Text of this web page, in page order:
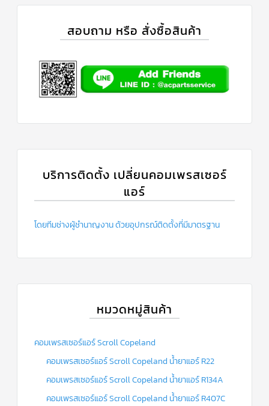
สอบถาม หรือ สั่งซื้อสินค้า
บริการติดตั้ง เปลี่ยนคอมเพรสเซอร์
แอร์
โดยทีมช่างผู้ชำนาญงาน ด้วยอุปกรณ์ติดตั้งที่มีมาตรฐาน
หมวดหมู่สินค้า
คอมเพรสเซอร์แอร์ Scroll Copeland
คอมเพรสเซอร์แอร์ Scroll Copeland น้ำยาแอร์ R22
คอมเพรสเซอร์แอร์ Scroll Copeland น้ำยาแอร์ R134A
คอมเพรสเซอร์แอร์ Scroll Copeland น้ำยาแอร์ R407C